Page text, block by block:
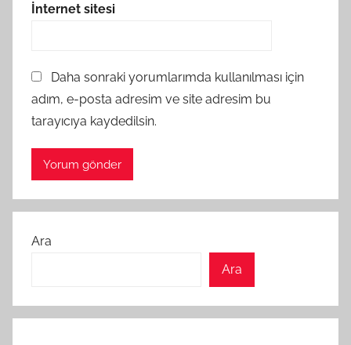
İnternet sitesi
Daha sonraki yorumlarımda kullanılması için
adım, e-posta adresim ve site adresim bu
tarayıcıya kaydedilsin.
Ara
Ara